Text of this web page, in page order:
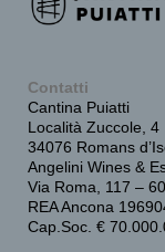
Contatti
Cantina Puiatti
Località Zuccole, 4
34076 Romans
Angelini Wines &
Via Roma, 117 –
REA Ancona
Cap.Soc. €